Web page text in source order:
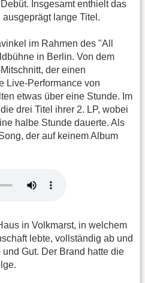
Insgesamt enthielt das
lange Titel.
im Rahmen des "All
in Berlin. Von dem
der einen
Live-Performance von
etwas über eine Stunde. Im
drei Titel ihrer 2. LP, wobei
halbe Stunde dauerte. Als
der auf keinem Album
in Volkmarst, in welchem
lebte, vollständig ab und
Gut. Der Brand hatte die